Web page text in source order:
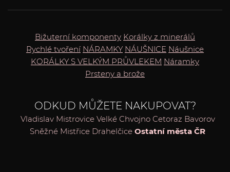
Bižuterní komponenty Korálky z minerálů
Rychlé tvoření NÁRAMKY NÁUŠNICE Náušnice
KORÁLKY S VELKÝM PRŮVLEKEM Náramky
Prsteny a brože
ODKUD MŮŽETE NAKUPOVAT?
Vladislav Mistrovice Velké Chvojno Cetoraz Bavorov
Sněžné Mistřice Drahelčice Ostatní města ČR